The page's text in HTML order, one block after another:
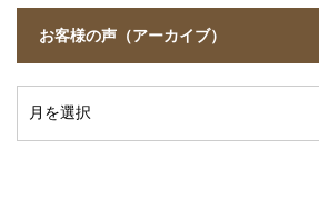
お客様の声（アーカイブ）